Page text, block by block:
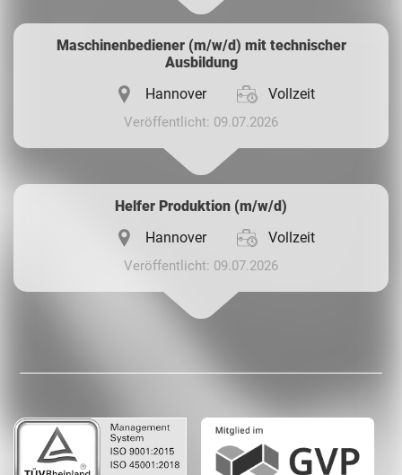
Maschinenbediener (m/w/d) mit technischer
Ausbildung
Hannover
Vollzeit
Veröffentlicht: 09.07.2026
Helfer Produktion (m/w/d)
Hannover
Vollzeit
Veröffentlicht: 09.07.2026